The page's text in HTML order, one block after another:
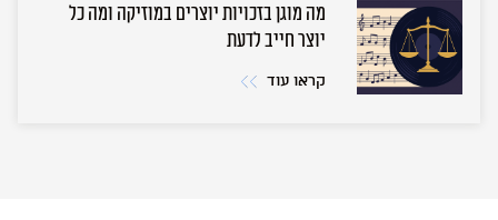
מה מוגן בזכויות יוצרים במוזיקה ומה כל
יוצר חייב לדעת
קראו עוד